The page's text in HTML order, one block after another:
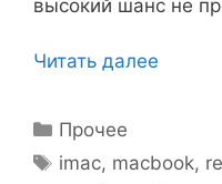
высокий шанс не
Читать далее
Рубрики
Прочее
Метки
imac, macbook,